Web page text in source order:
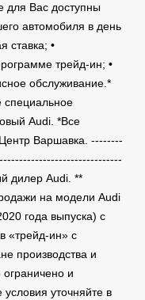
для Вас доступны
автомобиля в день
ставка; •
трейд-ин; •
обслуживание.*
специальное
Audi. *Все
Варшавка. --------
дилер Audi. **
на модели Audi
года выпуска) с
«трейд-ин» с
производства и
и
уточняйте в